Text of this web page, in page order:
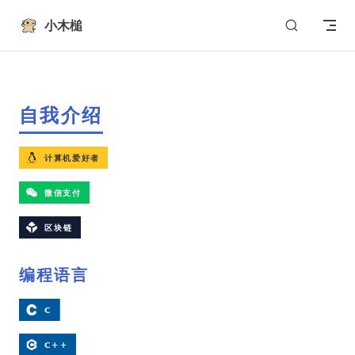
Skip to content
小木槌
自我介绍
编程语言